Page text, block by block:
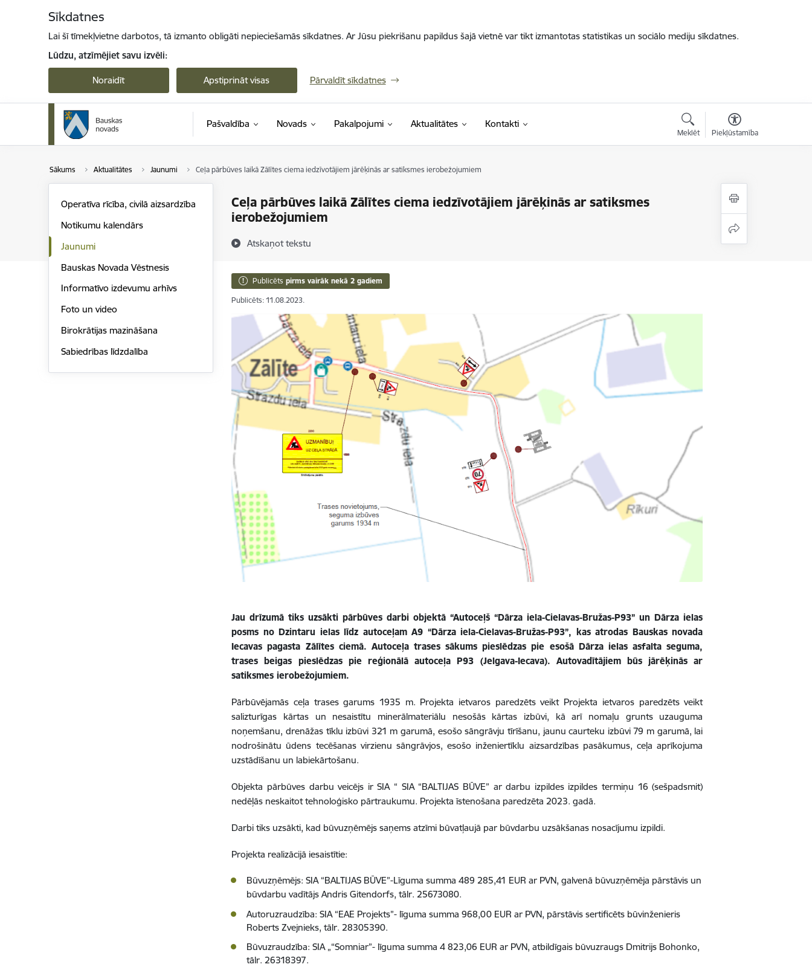
Sīkdatnes
Lai šī tīmekļvietne darbotos, tā izmanto obligāti nepieciešamās sīkdatnes. Ar Jūsu piekrišanu papildus šajā vietnē var tikt izmantotas statistikas un sociālo mediju sīkdatnes.
Lūdzu, atzīmējiet savu izvēli:
Noraidīt Apstiprināt visas Pārvaldīt sīkdatnes
Pašvaldība Novads Pakalpojumi Aktualitātes Kontakti
Meklēt Piekļūstamība
Sākums Aktualitātes Jaunumi Ceļa pārbūves laikā Zālītes ciema iedzīvotājiem jārēķinās ar satiksmes ierobežojumiem
Ceļa pārbūves laikā Zālītes ciema iedzīvotājiem jārēķinās ar satiksmes
ierobežojumiem
Atskaņot tekstu
Operatīva rīcība, civilā aizsardzība
Notikumu kalendārs
Jaunumi
Bauskas Novada Vēstnesis
Informatīvo izdevumu arhīvs
Foto un video
Birokrātijas mazināšana
Sabiedrības līdzdalība
Publicēts pirms vairāk nekā 2 gadiem
Publicēts: 11.08.2023.
Jau drīzumā tiks uzsākti pārbūves darbi objektā “Autoceļš “Dārza iela-Cielavas-Bružas-P93” un Dārza ielas
posms no Dzintaru ielas līdz autoceļam A9 “Dārza iela-Cielavas-Bružas-P93”, kas atrodas Bauskas novada
Iecavas pagasta Zālītes ciemā. Autoceļa trases sākums pieslēdzas pie esošā Dārza ielas asfalta seguma,
trases beigas pieslēdzas pie reģionālā autoceļa P93 (Jelgava-Iecava). Autovadītājiem būs jārēķinās ar
satiksmes ierobežojumiem.
Pārbūvējamās ceļa trases garums 1935 m. Projekta ietvaros paredzēts veikt Projekta ietvaros paredzēts veikt
salizturīgas kārtas un nesaistītu minerālmateriālu nesošās kārtas izbūvi, kā arī nomaļu grunts uzauguma
noņemšanu, drenāžas tīklu izbūvi 321 m garumā, esošo sāngrāvju tīrīšanu, jaunu caurteku izbūvi 79 m garumā, lai
nodrošinātu ūdens tecēšanas virzienu sāngrāvjos, esošo inženiertīklu aizsardzības pasākumus, ceļa aprīkojuma
uzstādīšanu un labiekārtošanu.
Objekta pārbūves darbu veicējs ir SIA “ SIA “BALTIJAS BŪVE” ar darbu izpildes izpildes termiņu 16 (sešpadsmit)
nedēļās neskaitot tehnoloģisko pārtraukumu. Projekta īstenošana paredzēta 2023. gadā.
Darbi tiks uzsākti, kad būvuzņēmējs saņems atzīmi būvatļaujā par būvdarbu uzsākšanas nosacījumu izpildi.
Projekta realizācijā iesaistītie:
Būvuzņēmējs: SIA “BALTIJAS BŪVE”-Līguma summa 489 285,41 EUR ar PVN, galvenā būvuzņēmēja pārstāvis un
būvdarbu vadītājs Andris Gitendorfs, tālr.25673080.
Autoruzraudzība: SIA “EAE Projekts”- līguma summa 968,00 EUR ar PVN, pārstāvis sertificēts būvinženieris
Roberts Zvejnieks, tālr. 28305390.
Būvuzraudzība: SIA „“Somniar”- līguma summa 4 823,06 EUR ar PVN, atbildīgais būvuzraugs Dmitrijs Bohonko,
tālr. 26318397.